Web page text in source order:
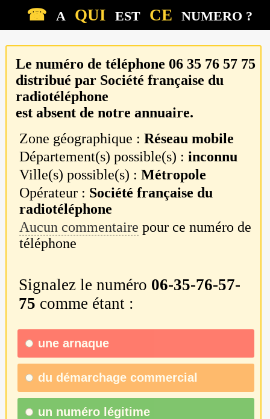
☎ A QUI EST CE NUMERO ?
Le numéro de téléphone 06 35 76 57 75
distribué par Société française du
radiotéléphone
est absent de notre annuaire.
Zone géographique :Réseau mobile
Département(s) possible(s) :inconnu
Ville(s) possible(s) :Métropole
Opérateur : Société française du
radiotéléphone
Aucun commentaire pour ce numéro de
téléphone
Signalez le numéro 06-35-76-57-
75 comme étant :
une arnaque
du démarchage commercial
un numéro légitime